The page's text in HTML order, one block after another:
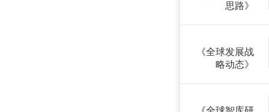
思路》
《全球发展战
略动态》